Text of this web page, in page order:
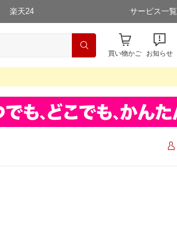
楽天24 サービス一覧
買い物かご お知らせ